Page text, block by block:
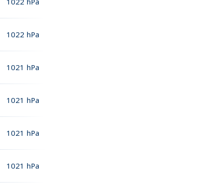
1022 hPa
1021 hPa
1021 hPa
1021 hPa
1021 hPa